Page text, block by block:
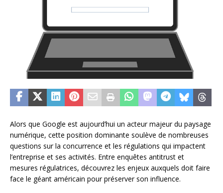
Alors que Google est aujourd’hui un acteur majeur du paysage
numérique, cette position dominante soulève de nombreuses
questions sur la concurrence et les régulations qui impactent
l’entreprise et ses activités. Entre enquêtes antitrust et
mesures régulatrices, découvrez les enjeux auxquels doit faire
face le géant américain pour préserver son influence.